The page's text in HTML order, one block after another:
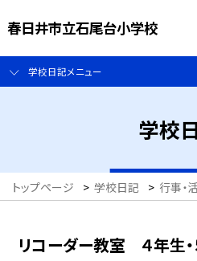
春日井市立石尾台小学校
学校日記メニュー
学校
トップページ > 学校日記 > 行事・
リコーダー教室 ４年生・